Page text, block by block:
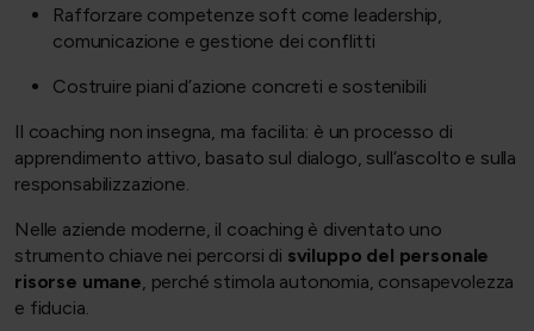
Rafforzare competenze soft come leadership,
comunicazione e gestione dei conflitti
Costruire piani d’azione concreti e sostenibili
Il coaching non insegna, ma facilita: è un processo di
apprendimento attivo, basato sul dialogo, sull’ascolto e sulla
responsabilizzazione.
Nelle aziende moderne, il coaching è diventato uno
strumento chiave nei percorsi di sviluppo del personale
risorse umane, perché stimola autonomia, consapevolezza
e fiducia.